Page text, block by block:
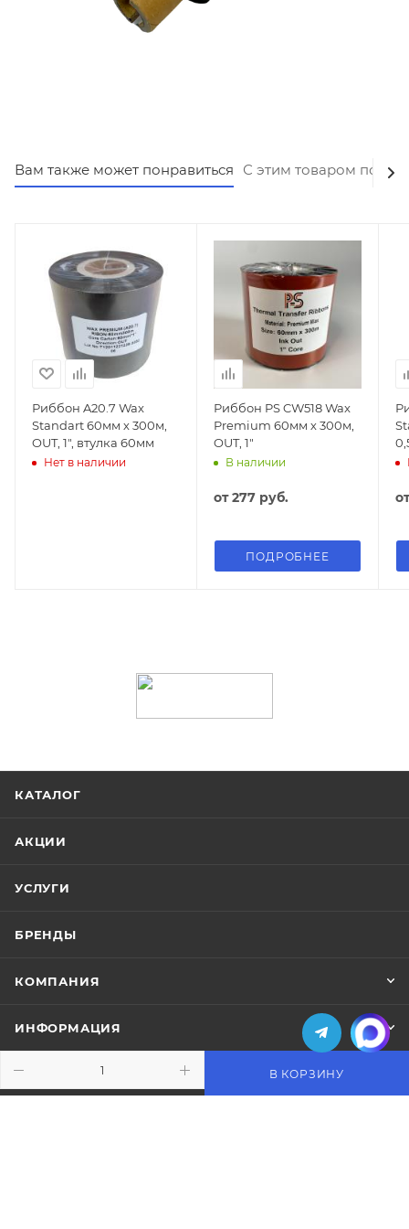
В КОРЗИНУ
Вам также может понравиться С этим товаром
Риббон A20.7 Wax
Standart 60мм х 300м,
OUT, 1", втулка 60мм
Нет в наличии
Риббон PS CW518 Wax
Premium 60мм х 300м,
OUT, 1"
В наличии
от277 руб.
ПОДРОБНЕЕ
КАТАЛОГ
АКЦИИ
УСЛУГИ
БРЕНДЫ
КОМПАНИЯ
ИНФОРМАЦИЯ
ПОМОЩЬ